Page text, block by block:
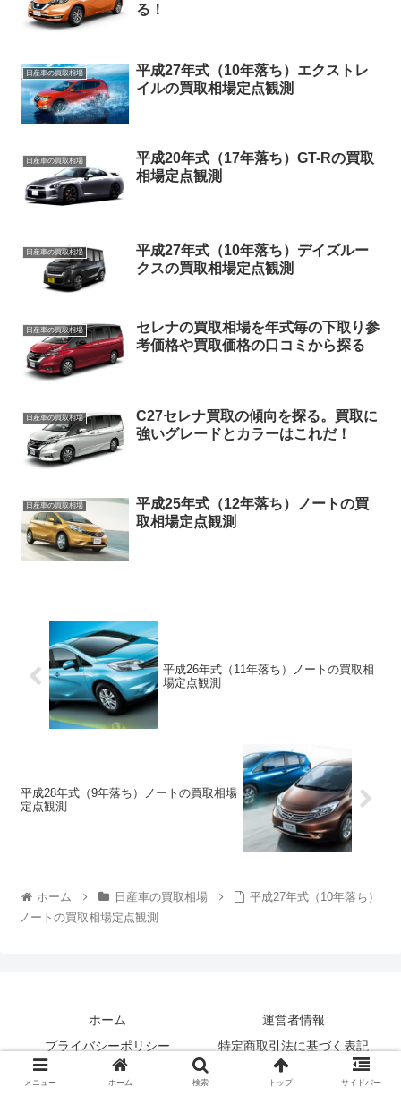
る！
日産車の買取相場
平成27年式（10年落ち）エクストレ
イルの買取相場定点観測
日産車の買取相場
平成20年式（17年落ち）GT-Rの買取
相場定点観測
日産車の買取相場
平成27年式（10年落ち）デイズルー
クスの買取相場定点観測
日産車の買取相場
セレナの買取相場を年式毎の下取り参
考価格や買取価格の口コミから探る
日産車の買取相場
C27セレナ買取の傾向を探る。買取に
強いグレードとカラーはこれだ！
日産車の買取相場
平成25年式（12年落ち）ノートの買
取相場定点観測
平成26年式（11年落ち）ノートの買取相
場定点観測
平成28年式（9年落ち）ノートの買取相場
定点観測
ホーム 日産車の買取相場
平成27年式（10年落ち）
ノートの買取相場定点観測
ホーム
運営者情報
プライバシーポリシー
特定商取引法に基づく表記
お問い合わせ
サイトマップ
メニュー ホーム 検索 トップ サイドバー